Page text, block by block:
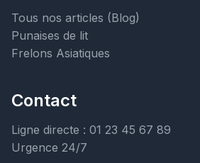
Tous nos articles (Blog)
Punaises de lit
Frelons Asiatiques
Contact
Ligne directe : 01 23 45 67 89
Urgence 24/7